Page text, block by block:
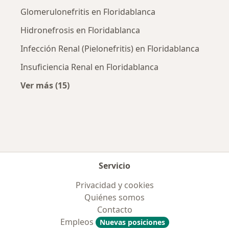
Glomerulonefritis en Floridablanca
Hidronefrosis en Floridablanca
Infección Renal (Pielonefritis) en Floridablanca
Insuficiencia Renal en Floridablanca
Ver más (15)
Servicio
Privacidad y cookies
Quiénes somos
Contacto
Empleos
Nuevas posiciones